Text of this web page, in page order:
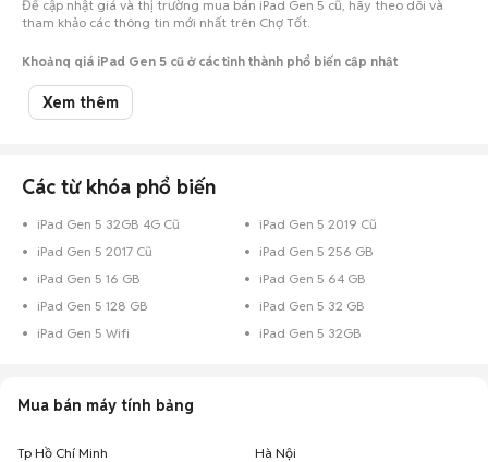
Để cập nhật giá và thị trường mua bán iPad Gen 5 cũ, hãy theo dõi và
tham khảo các thông tin mới nhất trên Chợ Tốt.
Khoảng giá iPad Gen 5 cũ ở các tỉnh thành phổ biến cập nhật
Minh
iPad Gen 5 cũ Hà Nội
1,62 triệu - 1,98
triệu
iPad Gen 5 cũ Bình Dương 1,8 triệu - 2,2 triệu
iPad Gen 5 giá dưới 2 triệu
iPad Gen 5 giá 3 - 5 triệu
: 6 sản phẩm
Xem thêm
Các từ khóa phổ biến
iPad Gen 5 32GB 4G Cũ
iPad Gen 5 2019 Cũ
iPad Gen 5 2017 Cũ
iPad Gen 5 256 GB
iPad Gen 5 16 GB
iPad Gen 5 64 GB
iPad Gen 5 128 GB
iPad Gen 5 32 GB
iPad Gen 5 Wifi
iPad Gen 5 32GB
Mua bán máy tính bảng
Tp Hồ Chí Minh Hà Nội